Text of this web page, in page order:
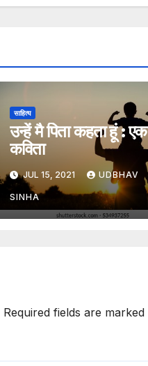
साहित्य
उन्हें मै पिता कहता हूं : एक
कविता
JUL 15, 2021 UDBHAV
SINHA
Required fields are marked